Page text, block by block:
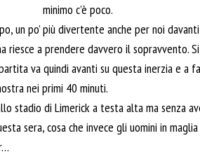
minimo c’è poco.
un po’ più divertente anche per noi
riesce a prendere davvero il sopravvento.
va quindi avanti su questa inerzia e
nei primi 40 minuti.
stadio di Limerick a testa alta ma senza
sera, cosa che invece gli uomini in